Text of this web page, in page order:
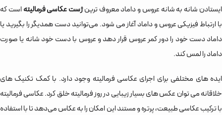
ایستادن شانه به شانه عروس و داماد معروف ترینژست عکاسی فرمالیتهاست که
با ارتباط فیزیکی عروس و داماد آغاز می شود. می‌توانید دست همدیگر را بگیرید یا
داماد دست خود را دور کمر عروس قرار دهد و عروس با دست خود شانه یا صورت
داماد را لمس کند.
ایده های مختلفی برای اجرای عکاسی فرمالیته وجود دارد. با کمک تکنیک های
خلاقانه می توان عکس های بسیار زیبایی در روز فرمالیته خلق کرد. عکاسی فرمالیته
با ترکیب عکاسی طبیعت، پرتره و مستند این امکان را به عکاس می‌دهد تا با استفاده